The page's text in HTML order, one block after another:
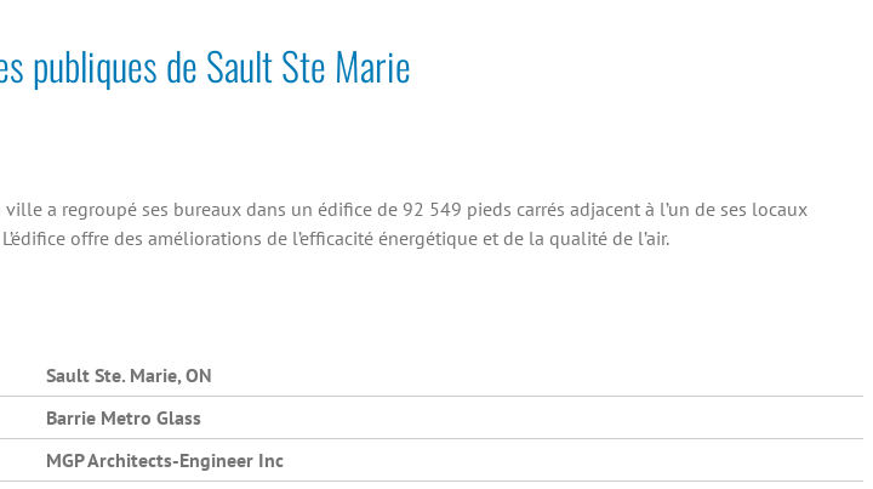
publiques de Sault Ste Marie
a regroupé ses bureaux dans un édifice de 92 549 pieds carrés adjacent à l’un de ses locaux
offre des améliorations de l’efficacité énergétique et de la qualité de l’air.
Sault Ste. Marie, ON
Barrie Metro Glass
MGP Architects-Engineer Inc